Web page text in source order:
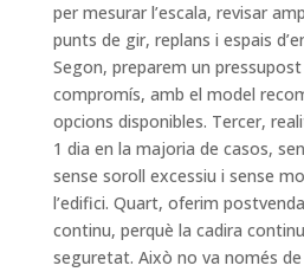
per mesurar l’escala, revisar
punts de gir, replans i espais
Segon, preparem un
compromís, amb el model
opcions disponibles. Tercer,
1 dia en la majoria de casos,
sense soroll excessiu i sense
l’edifici. Quart, oferim
continu, perquè la cadira
seguretat. Això no va només de